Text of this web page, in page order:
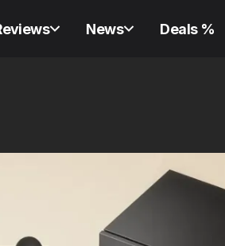
News Deals %